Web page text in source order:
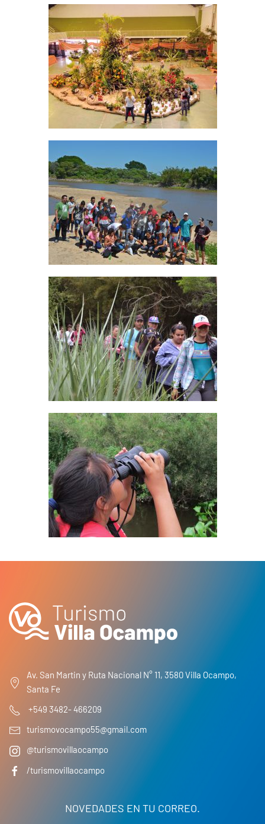
Av. San Martin y Ruta Nacional N° 11, 3580 Villa Ocampo,
Santa Fe
+549 3482- 466209
turismovocampo55@gmail.com
@turismovillaocampo
/turismovillaocampo
NOVEDADES EN TU CORREO.